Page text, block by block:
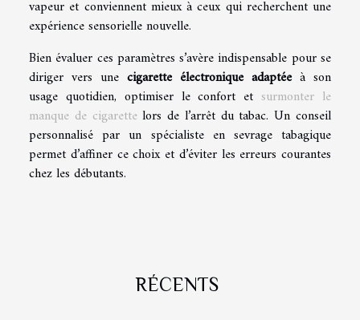
vapeur et conviennent mieux à ceux qui recherchent une
expérience sensorielle nouvelle.
Bien évaluer ces paramètres s’avère indispensable pour se
diriger vers une cigarette électronique adaptéeà son
usage quotidien, optimiser le confort etsurmonter le
manque de cigarettelors de l’arrêt du tabac. Un conseil
personnalisé par un spécialiste en sevrage tabagique
permet d’affiner ce choix et d’éviter les erreurs courantes
chez les débutants.
RÉCENTS